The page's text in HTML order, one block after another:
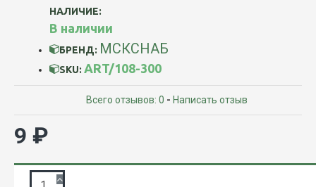
НАЛИЧИЕ:
В наличии
БРЕНД: МСКСНАБ
SKU: ART/108-300
Всего отзывов: 0 - Написать отзыв
9 ₽